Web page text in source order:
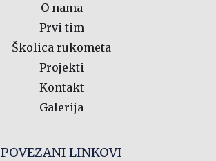
O nama
Prvi tim
Školica rukometa
Projekti
Kontakt
Galerija
POVEZANI LINKOVI